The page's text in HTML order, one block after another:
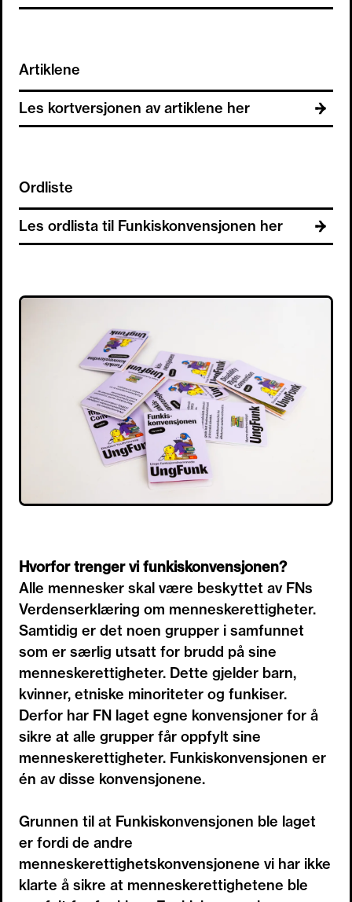
Artiklene
Les kortversjonen av artiklene her
Ordliste
Les ordlista til Funkiskonvensjonen her
Hvorfor trenger vi funkiskonvensjonen?
Alle mennesker skal være beskyttet av FNs
Verdenserklæring om menneskerettigheter.
Samtidig er det noen grupper i samfunnet
som er særlig utsatt for brudd på sine
menneskerettigheter. Dette gjelder barn,
kvinner, etniske minoriteter og funkiser.
Derfor har FN laget egne konvensjoner for å
sikre at alle grupper får oppfylt sine
menneskerettigheter. Funkiskonvensjonen er
én av disse konvensjonene.
Grunnen til at Funkiskonvensjonen ble laget
er fordi de andre
menneskerettighetskonvensjonene vi har ikke
klarte å sikre at menneskerettighetene ble